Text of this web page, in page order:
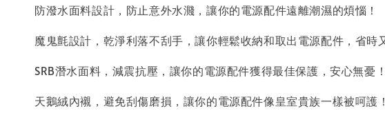
防潑水面料設計，防止意外水濺，讓你的電源配件遠離潮濕的煩惱！
魔鬼氈設計，乾淨利落不刮手，讓你輕鬆收納和取出電源配件，省時
SRB潛水面料，減震抗壓，讓你的電源配件獲得最佳保護，安心無憂！
天鵝絨內襯，避免刮傷磨損，讓你的電源配件像皇室貴族一樣被呵護！